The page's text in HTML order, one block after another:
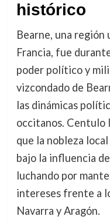
histórico
Bearne, una región
Francia, fue
poder político y
vizcondado de
las dinámicas
occitanos. Centulo
que la nobleza
bajo la influencia
luchando por
intereses frente a
Navarra y Aragón.